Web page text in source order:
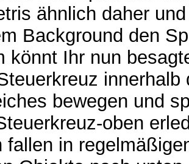
ähnlich daher
Background den
könnt Ihr nun
innerhalb
bewegen und
oben
fallen in